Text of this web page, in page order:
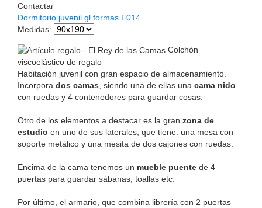
Contactar
Dormitorio juvenil gl formas F014
Medidas:
Colchón
viscoelástico de regalo
Habitación juvenil con gran espacio de almacenamiento.
Incorpora dos camas , siendo una de ellas una cama nido
con ruedas y 4 contenedores para guardar cosas.
Otro de los elementos a destacar es la gran zona de
estudio en uno de sus laterales, que tiene: una mesa con
soporte metálico y una mesita de dos cajones con ruedas.
Encima de la cama tenemos un mueble puente de 4
puertas para guardar sábanas, toallas etc.
Por último, el armario, que combina librería con 2 puertas